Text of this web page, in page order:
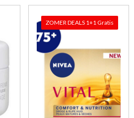
ZOMER DEALS 1+1 Gratis